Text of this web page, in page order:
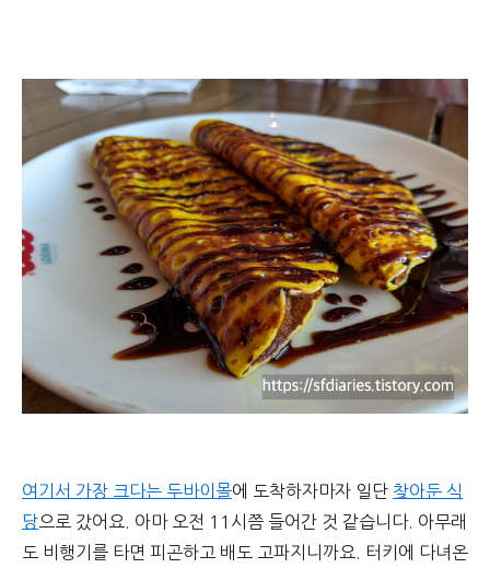
여기서 가장 크다는 두바이몰에 도착하자마자 일단 찾아둔 식
당으로 갔어요. 아마 오전 11시쯤 들어간 것 같습니다. 아무래
도 비행기를 타면 피곤하고 배도 고파지니까요. 터키에 다녀온